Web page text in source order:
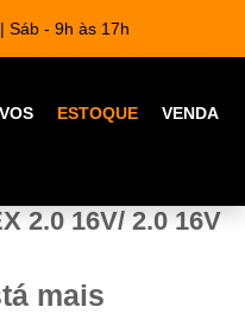
Sáb - 9h às 17h
ESTOQUE VENDA
2.0 16V/ 2.0 16V
mais